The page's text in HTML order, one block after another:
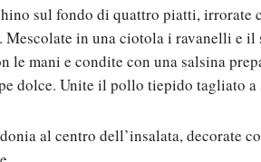
sul fondo di quattro piatti, irrorate
Mescolate in una ciotola i ravanelli e il
le mani e condite con una salsina
dolce. Unite il pollo tiepido tagliato a
al centro dell’insalata, decorate